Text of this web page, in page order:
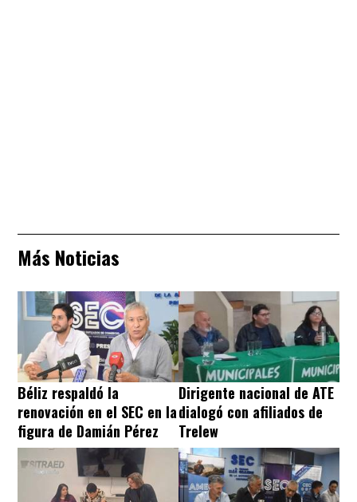
Más Noticias
Béliz respaldó la
renovación en el SEC en la
figura de Damián Pérez
Dirigente nacional de ATE
dialogó con afiliados de
Trelew